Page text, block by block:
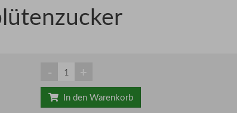
- +
In den Warenkorb